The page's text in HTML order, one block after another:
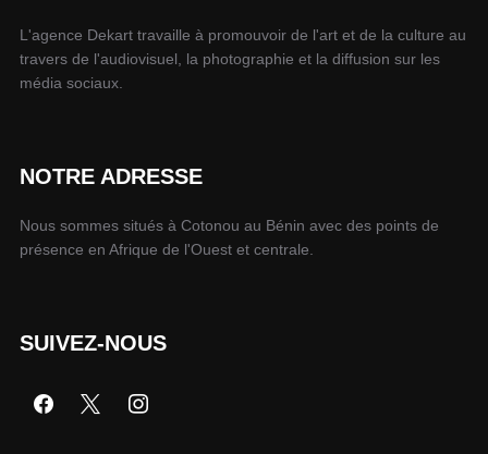
L'agence Dekart travaille à promouvoir de l'art et de la culture au
travers de l'audiovisuel, la photographie et la diffusion sur les
média sociaux.
NOTRE ADRESSE
Nous sommes situés à Cotonou au Bénin avec des points de
présence en Afrique de l'Ouest et centrale.
SUIVEZ-NOUS